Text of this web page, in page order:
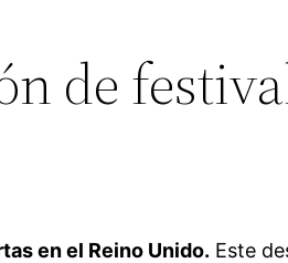
de
en el Reino Unido. Este